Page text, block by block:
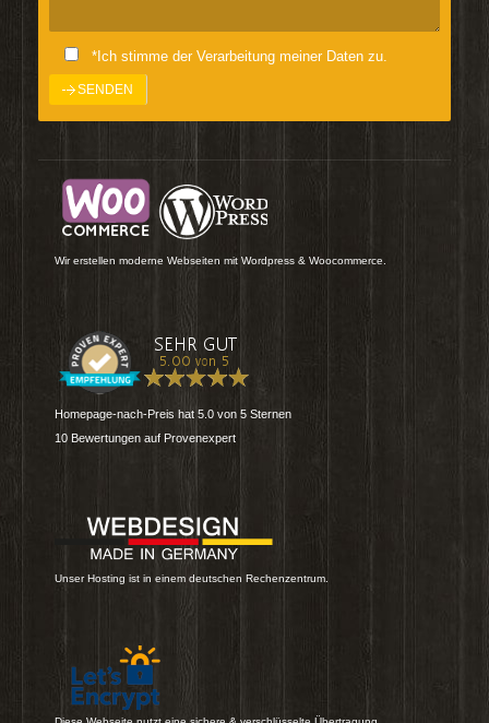
*Ich stimme der Verarbeitung meiner Daten zu.
Wir erstellen moderne Webseiten mit Wordpress & Woocommerce.
Homepage-nach-Preis hat 5.0 von 5 Sternen
10 Bewertungen auf Provenexpert
Unser Hosting ist in einem deutschen Rechenzentrum.